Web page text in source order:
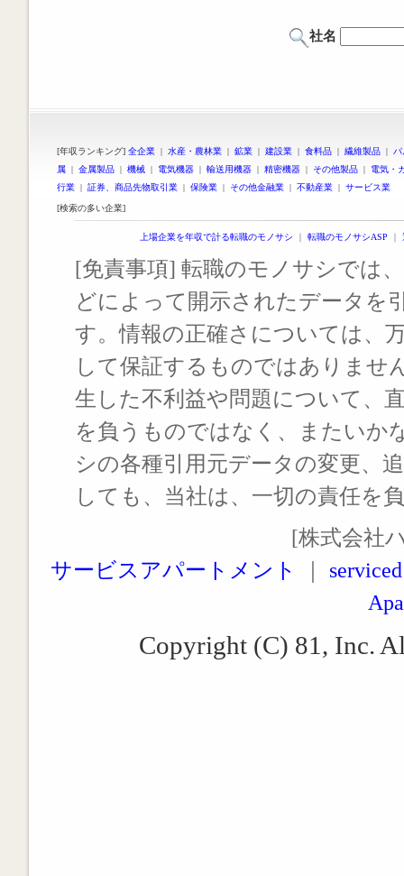
社名
[年収ランキング] 全企業 | 水産・農林業 | 鉱業 | 建設業 | 食料品 | 繊維製品 |
属 | 金属製品 | 機械 | 電気機器 | 輸送用機器 | 精密機器 | その他製品 | 電気・
行業 | 証券、商品先物取引業 | 保険業 | その他金融業 | 不動産業 | サービス業
[検索の多い企業]
上場企業を年収で計る転職のモノサシ ｜ 転職のモノサシASP ｜
[免責事項] 転職のモノサシでは
どによって開示されたデータを
す。情報の正確さについては、
して保証するものではありませ
生した不利益や問題について、
を負うものではなく、またいか
シの各種引用元データの変更、
しても、当社は、一切の責任を
[株式会社
サービスアパートメント
Copyright (C) 81, Inc.